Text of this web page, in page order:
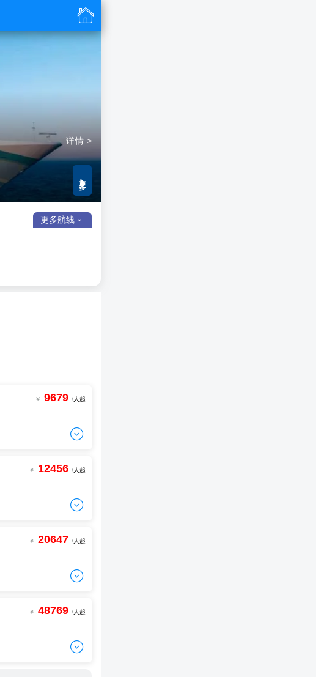

详情 >

更多航线
￥ 9679 /人起

/人 - 0 间 +
+
￥ 12456 /人起

/人 - 0 间 +
￥ 20647 /人起

￥ 48769 /人起
